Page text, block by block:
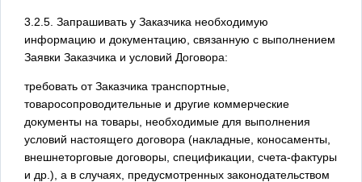
3.2.5. Запрашивать у Заказчика необходимую
информацию и документацию, связанную с выполнением
Заявки Заказчика и условий Договора:
требовать от Заказчика транспортные,
товаросопроводительные и другие коммерческие
документы на товары, необходимые для выполнения
условий настоящего договора (накладные, коносаменты,
внешнеторговые договоры, спецификации, счета-фактуры
и др.), а в случаях, предусмотренных законодательством